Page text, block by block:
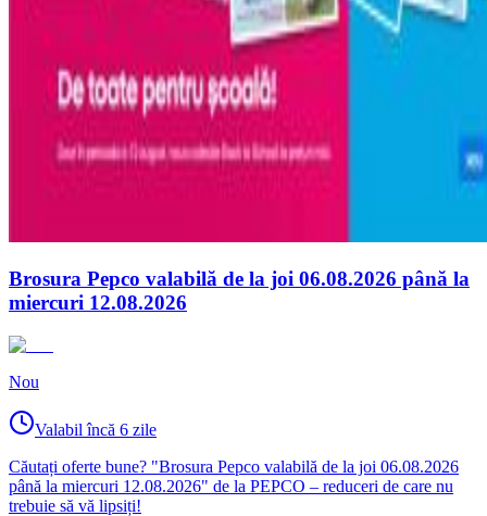
Brosura Pepco valabilă de la joi 06.08.2026 până la
miercuri 12.08.2026
Nou
Valabil încă 6 zile
Căutați oferte bune? "Brosura Pepco valabilă de la joi 06.08.2026
până la miercuri 12.08.2026" de la PEPCO – reduceri de care nu
trebuie să vă lipsiți!